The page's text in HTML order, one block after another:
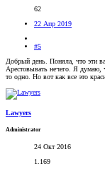
62
22 Апр 2019
#5
Добрый день. Поняла, что эти
Арестовывать нечего. Я
то одно. Но вот как все это
Lawyers
Administrator
24 Окт 2016
1.169